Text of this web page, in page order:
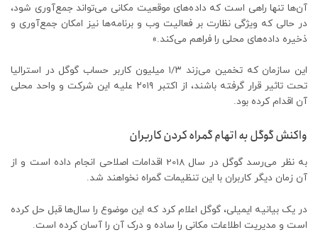
آن‌ها تنها راهی است که داده‌های موقعیت مکانی می‌تواند جمع‌آوری شود،
در حالی که ویژگی نظارت بر فعالیت وب و برنامه‌ها نیز امکان جمع‌آوری و
ذخیره داده‌های محلی را فراهم می‌کند.»
این سازمان که تخمین می‌زند ۱/۳ میلیون کاربر حساب گوگل در استرالیا
تحت تاثیر قرار گرفته باشند، از اکتبر ۲۰۱۹ علیه این شرکت و واحد محلی
آن اقدام کرده بود.
واکنش گوگل به اتهام گمراه کردن کاربران
به نظر می‌رسد گوگل در سال 2018 اقدامات اصلاحی انجام داده است و از
آن زمان دیگر کاربران با این تنظیمات گمراه نخواهند شد.
در یک بیانیه ایمیلی، گوگل اعلام کرد که این موضوع را سال‌ها قبل حل کرده
است و مدیریت اطلاعات مکانی را ساده و درک آن را آسان کرده است.